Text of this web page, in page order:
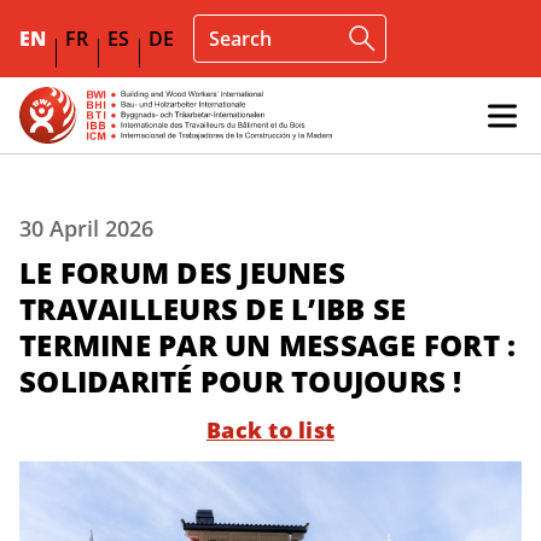
EN FR ES DE
30 April 2026
LE FORUM DES JEUNES
TRAVAILLEURS DE L’IBB SE
TERMINE PAR UN MESSAGE FORT :
SOLIDARITÉ POUR TOUJOURS !
Back to list